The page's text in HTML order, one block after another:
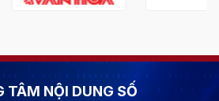
TÂM NỘI DUNG SỐ